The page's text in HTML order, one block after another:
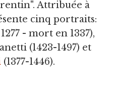
Attribuée à
cinq portraits:
- mort en 1337),
(1423-1497) et
(1377-1446).